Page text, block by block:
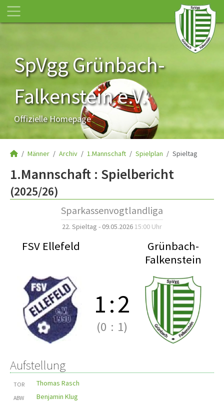
SpVgg Grünbach-
Falkenstein e.V.
Offizielle Homepage
Männer Archiv 1.Mannschaft Spielplan Spieltag
1.Mannschaft : Spielbericht
(2025/26)
Sparkassenvogtlandliga
22. Spieltag - 09.05.2026 15:00 Uhr
FSV Ellefeld
Grünbach-
Falkenstein
1:2
(0 : 1)
Aufstellung
TOR Thomas Rasch
ABW
Benjamin Klug